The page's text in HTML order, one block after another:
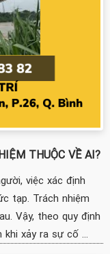
THUỘC VỀ AI?
việc xác định
tạp. Trách nhiệm
Vậy, theo quy định
khi xảy ra sự cố ...